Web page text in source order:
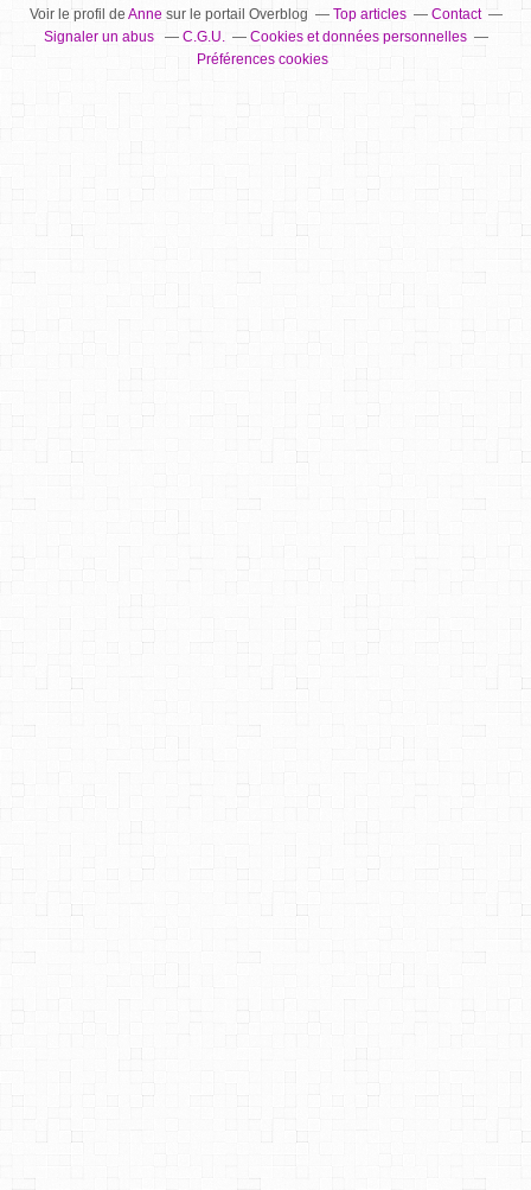
Voir le profil de Annesur le portail Overblog Top articles
Contact
Signaler un abus
C.G.U.
Cookies et données personnelles
Préférences cookies